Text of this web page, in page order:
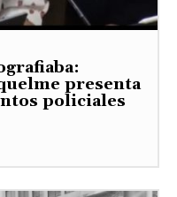
presenta
policiales